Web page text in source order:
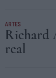
ARTES
Richard
real